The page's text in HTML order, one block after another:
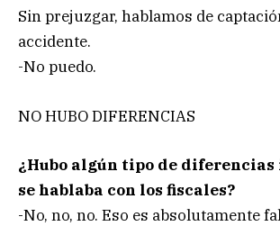
Sin prejuzgar, hablamos de
accidente.
-No puedo.
NO HUBO DIFERENCIAS
¿Hubo algún tipo de
se hablaba con los fiscales?
-No, no, no. Eso es absolutamente